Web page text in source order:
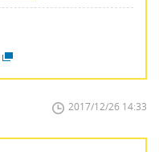
2017/12/26 14:33